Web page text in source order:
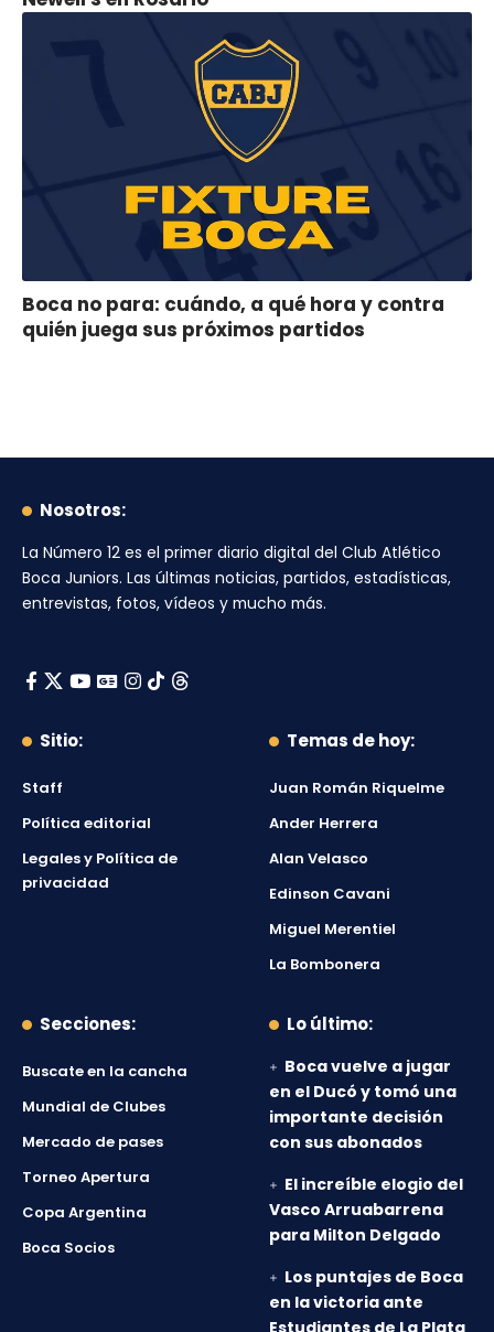
Boca no para: cuándo, a qué hora y contra
quién juega sus próximos partidos
Nosotros:
La Número 12 es el primer diario digital del Club Atlético
Boca Juniors. Las últimas noticias, partidos, estadísticas,
entrevistas, fotos, vídeos y mucho más.
Sitio:
Staff
Política editorial
Legales y Política de
privacidad
Temas de hoy:
Juan Román Riquelme
Ander Herrera
Alan Velasco
Edinson Cavani
Miguel Merentiel
La Bombonera
Secciones:
Buscate en la cancha
Mundial de Clubes
Mercado de pases
Torneo Apertura
Copa Argentina
Boca Socios
Lo último:
Boca vuelve a jugar
en el Ducó y tomó una
importante decisión
con sus abonados
El increíble elogio del
Vasco Arruabarrena
para Milton Delgado
Los puntajes de Boca
en la victoria ante